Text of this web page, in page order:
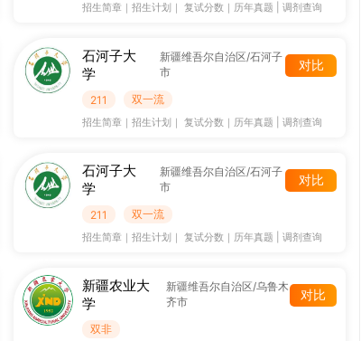
招生简章 ｜ 招生计划 ｜ 复试分数 ｜ 历年真题 调剂查询
石河子大
学
新疆维吾尔自治区/石河子
市
对比
211 双一流
招生简章 ｜ 招生计划 ｜ 复试分数 ｜ 历年真题 调剂查询
石河子大
学
新疆维吾尔自治区/石河子
市
对比
211 双一流
招生简章 ｜ 招生计划 ｜ 复试分数 ｜ 历年真题 调剂查询
新疆农业大
学
新疆维吾尔自治区/乌鲁木
齐市
对比
双非